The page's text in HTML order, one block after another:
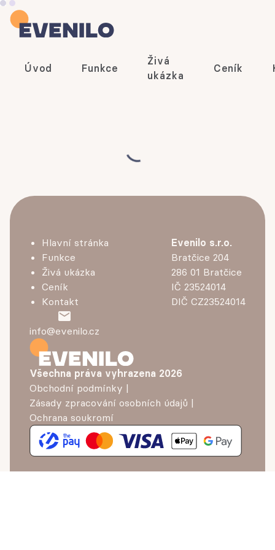
Úvod Funkce
Živá
ukázka
Ceník
Všechna práva vyhrazena 2026
Obchodní podmínky |
Zásady zpracování osobních údajů |
Ochrana soukromí
Hlavní stránka
Funkce
Živá ukázka
Ceník
Kontakt
Evenilo s.r.o.
Bratčice 204
286 01 Bratčice
IČ 23524014
DIČ CZ23524014
info@evenilo.cz